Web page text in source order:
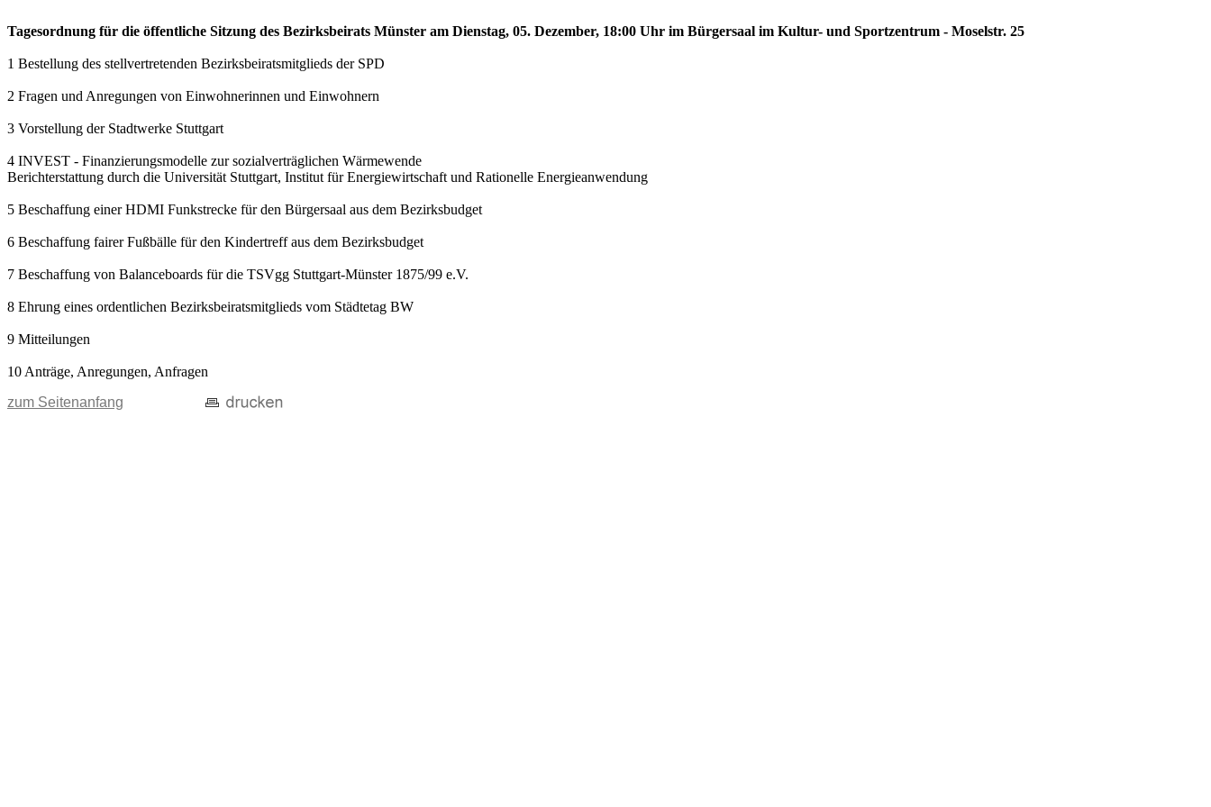
Tagesordnung für die öffentliche Sitzung des Bezirksbeirats Münster am Dienstag, 05. Dezember, 18:00 Uhr im Bürgersaal im Kultur- und Sportzentrum - Moselstr. 25
1 Bestellung des stellvertretenden Bezirksbeiratsmitglieds der SPD
2 Fragen und Anregungen von Einwohnerinnen und Einwohnern
3 Vorstellung der Stadtwerke Stuttgart
4 INVEST - Finanzierungsmodelle zur sozialverträglichen Wärmewende
Berichterstattung durch die Universität Stuttgart, Institut für Energiewirtschaft und Rationelle Energieanwendung
5 Beschaffung einer HDMI Funkstrecke für den Bürgersaal aus dem Bezirksbudget
6 Beschaffung fairer Fußbälle für den Kindertreff aus dem Bezirksbudget
7 Beschaffung von Balanceboards für die TSVgg Stuttgart-Münster 1875/99 e.V.
8 Ehrung eines ordentlichen Bezirksbeiratsmitglieds vom Städtetag BW
9 Mitteilungen
10 Anträge, Anregungen, Anfragen
zum Seitenanfang